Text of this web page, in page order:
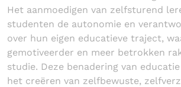
Het aanmoedigen van zelfsturend
studenten de autonomie en
over hun eigen educatieve traject,
gemotiveerder en meer betrokken
studie. Deze benadering van
het creëren van zelfbewuste,